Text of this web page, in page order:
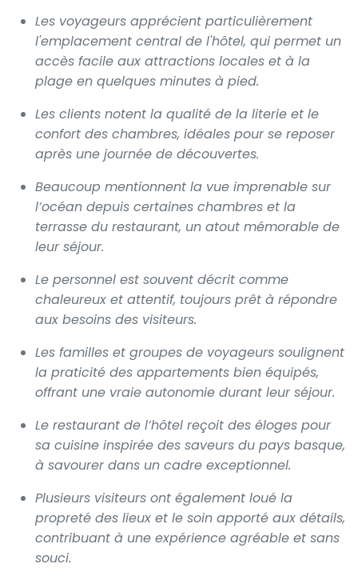
Les voyageurs apprécient particulièrement
l'emplacement central de l'hôtel, qui permet un
accès facile aux attractions locales et à la
plage en quelques minutes à pied.
Les clients notent la qualité de la literie et le
confort des chambres, idéales pour se reposer
après une journée de découvertes.
Beaucoup mentionnent la vue imprenable sur
l’océan depuis certaines chambres et la
terrasse du restaurant, un atout mémorable de
leur séjour.
Le personnel est souvent décrit comme
chaleureux et attentif, toujours prêt à répondre
aux besoins des visiteurs.
Les familles et groupes de voyageurs soulignent
la praticité des appartements bien équipés,
offrant une vraie autonomie durant leur séjour.
Le restaurant de l’hôtel reçoit des éloges pour
sa cuisine inspirée des saveurs du pays basque,
à savourer dans un cadre exceptionnel.
Plusieurs visiteurs ont également loué la
propreté des lieux et le soin apporté aux détails,
contribuant à une expérience agréable et sans
souci.